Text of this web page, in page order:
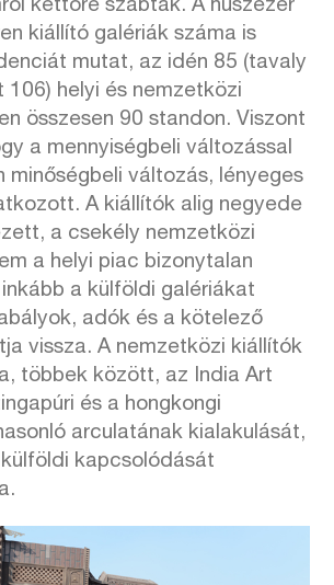
kettőre szabták. A húszezer
kiállító galériák száma is
mutat, az idén 85 (tavaly
helyi és nemzetközi
összesen 90 standon. Viszont
a mennyiségbeli változással
minőségbeli változás, lényeges
A kiállítók alig negyede
a csekély nemzetközi
a helyi piac bizonytalan
a külföldi galériákat
adók és a kötelező
vissza. A nemzetközi kiállítók
többek között, az India Art
és a hongkongi
arculatának kialakulását,
kapcsolódását